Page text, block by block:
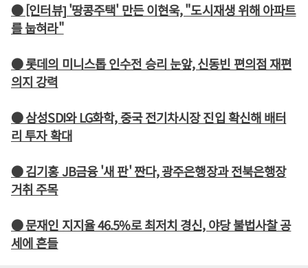
● [인터뷰] '땅콩주택' 만든 이현욱, "도시재생 위해 아파트
를 눕혀라"
● 롯데의 미니스톱 인수전 승리 눈앞, 신동빈 편의점 재편
의지 강력
● 삼성SDI와 LG화학, 중국 전기차시장 진입 확신해 배터
리 투자 확대
● 김기홍 JB금융 '새 판' 짠다, 광주은행장과 전북은행장
거취 주목
● 문재인 지지율 46.5%로 최저치 경신, 야당 불법사찰 공
세에 흔들